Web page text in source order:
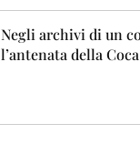
Negli archivi di un
l’antenata della